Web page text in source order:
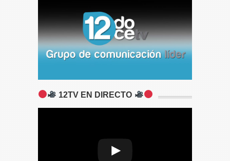
12TV EN DIRECTO